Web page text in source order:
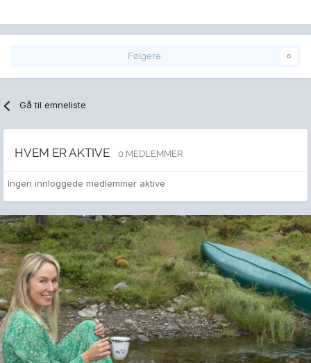
Følgere 0
Gå til emneliste
HVEM ER AKTIVE 0 MEDLEMMER
Ingen innloggede medlemmer aktive